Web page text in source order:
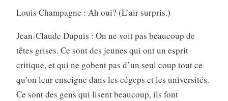
Louis Champagne : Ah oui? (L’air surpris.)
Jean-Claude Dupuis : On ne voit pas beaucoup de
têtes grises. Ce sont des jeunes qui ont un esprit
critique, et qui ne gobent pas d’un seul coup tout ce
qu’on leur enseigne dans les cégeps et les universités.
Ce sont des gens qui lisent beaucoup, ils font